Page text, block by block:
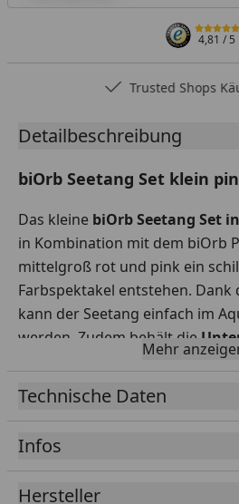
4,81/ 5
Trusted Shops
Detailbeschreibung
biOrb Seetang Set klein
Das kleine biOrb Seetang Set
in Kombination mit dem biOrb
mittelgroß rot und pink ein
Farbspektakel entstehen. Dank
kann der Seetang einfach im
werden. Zudem behält die
vorhergesehene Position bei
Akzente.
Mehr
Technische Daten
Infos
Hersteller